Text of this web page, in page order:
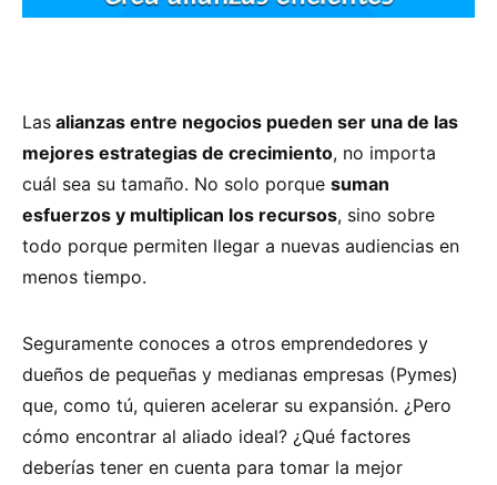
Las alianzas entre negocios pueden ser una de las
mejores estrategias de crecimiento, no importa
cuál sea su tamaño. No solo porque suman
esfuerzos y multiplican los recursos, sino sobre
todo porque permiten llegar a nuevas audiencias en
menos tiempo.
Seguramente conoces a otros emprendedores y
dueños de pequeñas y medianas empresas (Pymes)
que, como tú, quieren acelerar su expansión. ¿Pero
cómo encontrar al aliado ideal? ¿Qué factores
deberías tener en cuenta para tomar la mejor